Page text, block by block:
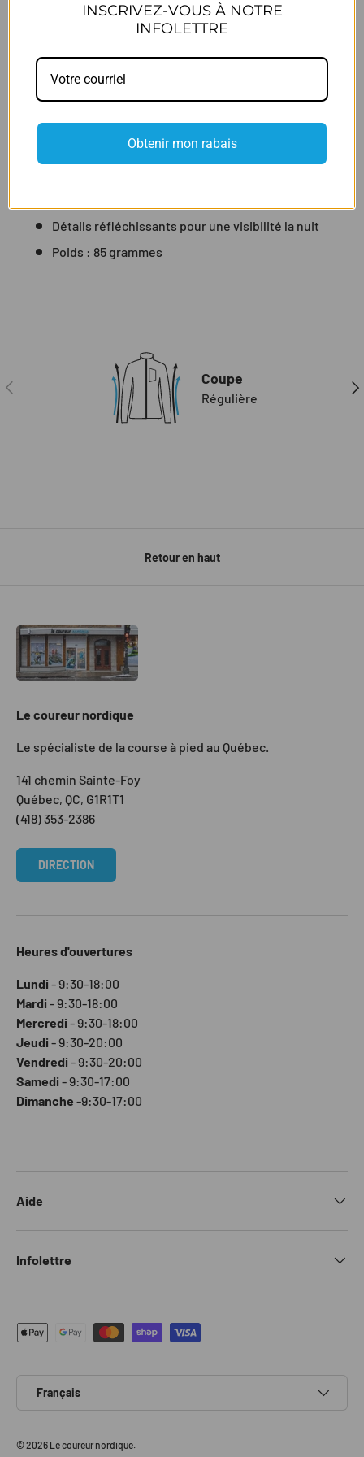
crépuscule jusqu'à l'aube.
en tout temps. Les coutures à plat et les soudures
atténuent les irritations et élèvent cette pièce
d'équipement de tous les jours vers la première classe.
En tissu recyclé COOLmatic|PLUS léger avec une
Détails réfléchissants pour une visibilité la nuit
Poids : 85 grammes
PRÉCÉDENT Coupe
Régulière
Retour en haut
Le coureur nordique
Le spécialiste de la course à pied au Québec.
141 chemin Sainte-Foy
Québec, QC, G1R1T1
(418) 353-2386
DIRECTION
Heures d'ouvertures
Lundi - 9:30-18:00
Mardi - 9:30-18:00
Mercredi - 9:30-18:00
Jeudi - 9:30-20:00
Vendredi - 9:30-20:00
Samedi - 9:30-17:00
Dimanche -9:30-17:00
Aide
Infolettre
Moyens de paiement acceptés
Français
© 2026 Le coureur nordique
INSCRIVEZ-VOUS À NOTRE
INFOLETTRE
Obtenir mon rabais